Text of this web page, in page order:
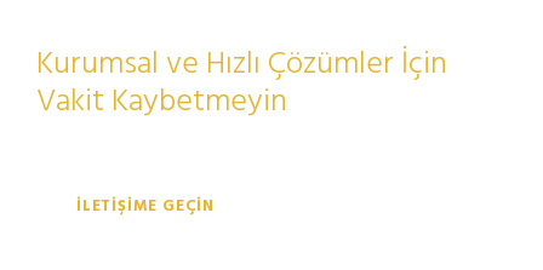
Kurumsal ve Hızlı Çözümler İçin
Vakit Kaybetmeyin
İLETİŞİME GEÇİN